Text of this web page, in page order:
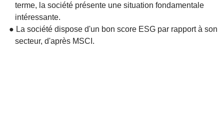
terme, la société présente une situation fondamentale
intéressante.
● La société dispose d'un bon score ESG par rapport à son
secteur, d'après MSCI.